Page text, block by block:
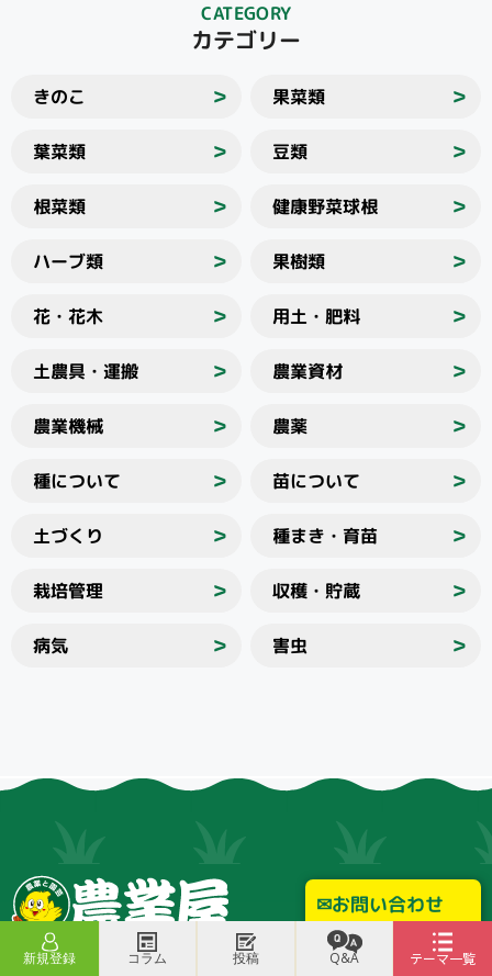
新規登録 コラム 投稿 Q&A テーマ一覧
CATEGORY
カテゴリー
きのこ ＞ 果菜類 ＞
葉菜類 ＞ 豆類 ＞
根菜類 ＞ 健康野菜球根 ＞
ハーブ類 ＞ 果樹類 ＞
花・花木 ＞ 用土・肥料 ＞
土農具・運搬 ＞ 農業資材 ＞
農業機械 ＞ 農薬 ＞
種について ＞ 苗について ＞
土づくり ＞ 種まき・育苗 ＞
栽培管理 ＞ 収穫・貯蔵 ＞
病気 ＞ 害虫 ＞
お問い合わせ